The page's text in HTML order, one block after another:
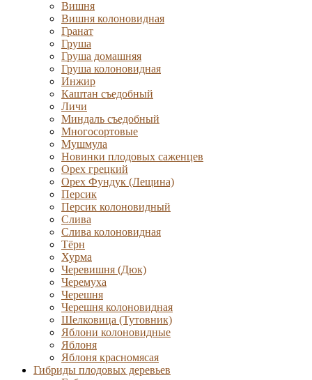
Вишня
Вишня колоновидная
Гранат
Груша
Груша домашняя
Груша колоновидная
Инжир
Каштан съедобный
Личи
Миндаль съедобный
Многосортовые
Мушмула
Новинки плодовых саженцев
Орех грецкий
Орех Фундук (Лещина)
Персик
Персик колоновидный
Слива
Слива колоновидная
Тёрн
Хурма
Черевишня (Дюк)
Черемуха
Черешня
Черешня колоновидная
Шелковица (Тутовник)
Яблони колоновидные
Яблоня
Яблоня красномясая
Гибриды плодовых деревьев